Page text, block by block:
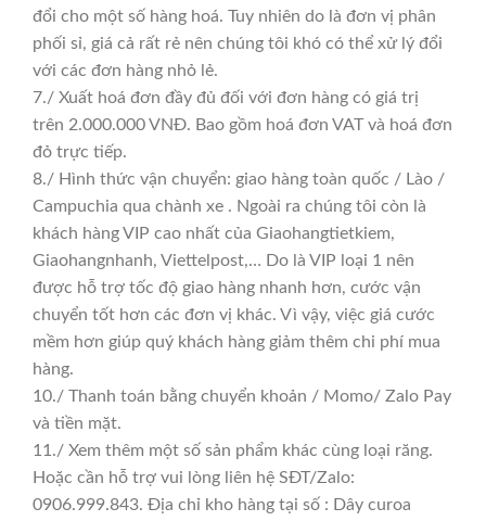
đổi cho một số hàng hoá. Tuy nhiên do là đơn vị phân
phối sỉ, giá cả rất rẻ nên chúng tôi khó có thể xử lý đổi
với các đơn hàng nhỏ lẻ.
7./ Xuất hoá đơn đầy đủ đối với đơn hàng có giá trị
trên 2.000.000 VNĐ. Bao gồm hoá đơn VAT và hoá đơn
đỏ trực tiếp.
8./ Hình thức vận chuyển: giao hàng toàn quốc / Lào /
Campuchia qua chành xe . Ngoài ra chúng tôi còn là
khách hàng VIP cao nhất của Giaohangtietkiem,
Giaohangnhanh, Viettelpost,… Do là VIP loại 1 nên
được hỗ trợ tốc độ giao hàng nhanh hơn, cước vận
chuyển tốt hơn các đơn vị khác. Vì vậy, việc giá cước
mềm hơn giúp quý khách hàng giảm thêm chi phí mua
hàng.
10./ Thanh toán bằng chuyển khoản / Momo/ Zalo Pay
và tiền mặt.
11./ Xem thêm một số sản phẩm khác cùng loại răng.
Hoặc cần hỗ trợ vui lòng liên hệ SĐT/Zalo:
0906.999.843. Địa chỉ kho hàng tại số : Dây curoa